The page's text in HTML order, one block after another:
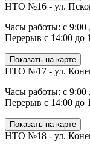
НТО №16 - ул.
Часы работы: с 9:00
Перерыв с 14:00 до
Показать на карте
НТО №17 - ул.
Часы работы: с 9:00
Перерыв с 14:00 до
Показать на карте
НТО №18 - ул.